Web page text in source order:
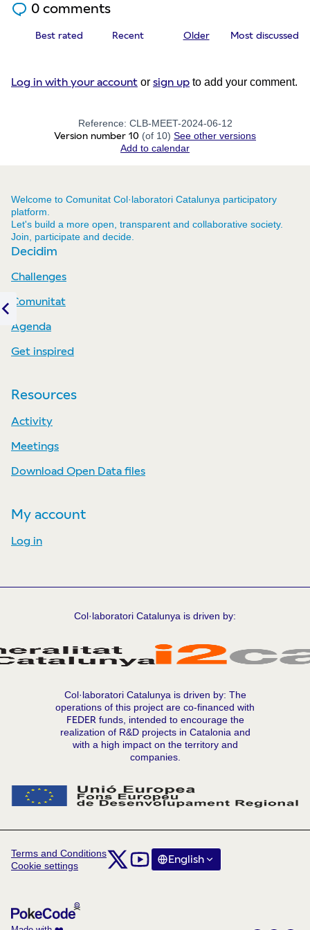
item
0 comments
Best rated Recent Older Most discussed
Log in with your account or sign up to add your comment.
Reference: CLB-MEET-2024-06-12
Version number 10 (of 10)
see other versions
Add to calendar
Welcome to Comunitat Col·laboratori Catalunya participatory
platform.
Let's build a more open, transparent and collaborative society.
Join, participate and decide.
Decidim
Challenges
Comunitat
Agenda
Get inspired
Resources
Activity
Meetings
Download Open Data files
My account
Log in
Col·laboratori Catalunya is driven by:
Col·laboratori Catalunya is driven by: The
operations of this project are co-financed with
FEDER funds, intended to encourage the
realization of R&D projects in Catalonia and
with a high impact on the territory and
companies.
Terms and Conditions
Cookie settings
Comunitat Col·laboratori Catalunya at X
Comunitat Col·laboratori Catalunya at
English
Triar la llengua